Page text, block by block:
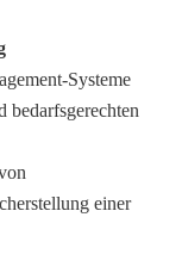
Systeme
bedarfsgerechten
einer